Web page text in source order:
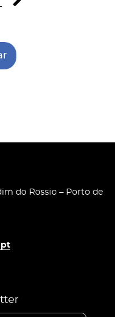
do Rossio – Porto de